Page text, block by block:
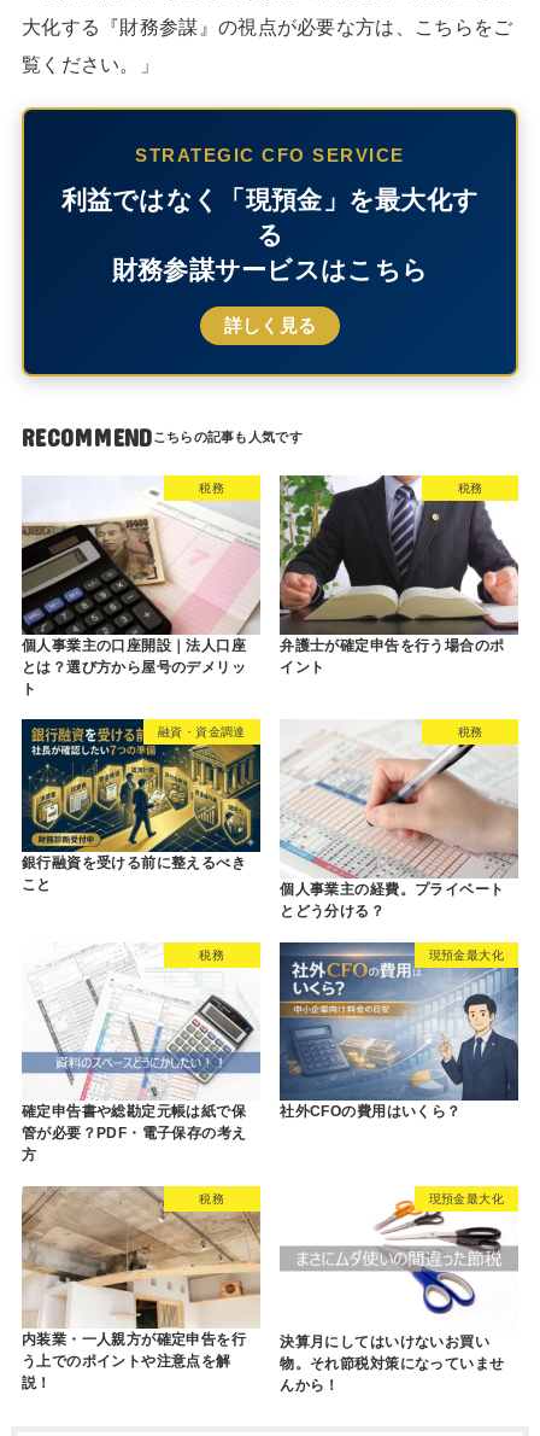
大化する『財務参謀』の視点が必要な方は、こちらをご
覧ください。」
STRATEGIC CFO SERVICE
利益ではなく「現預金」を最大化す
る
財務参謀サービスはこちら
詳しく見る
RECOMMEND
税務
個人事業主の口座開設｜法人口座
とは？選び方から屋号のデメリッ
ト
税務
弁護士が確定申告を行う場合のポ
イント
融資・資金調達
銀行融資を受ける前に整えるべき
こと
税務
個人事業主の経費。プライベート
とどう分ける？
税務
確定申告書や総勘定元帳は紙で保
管が必要？PDF・電子保存の考え
方
現預金最大化
社外CFOの費用はいくら？
税務
内装業・一人親方が確定申告を行
う上でのポイントや注意点を解
説！
現預金最大化
決算月にしてはいけないお買い
物。それ節税対策になっていませ
んから！